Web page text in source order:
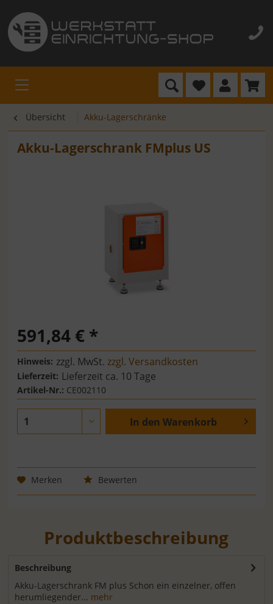
Übersicht Akku-Lagerschränke
Akku-Lagerschrank FMplus US
591,84 € *
Hinweis: zzgl. MwSt.zzgl. Versandkosten
Lieferzeit: Lieferzeit ca. 10 Tage
Artikel-Nr.: CE002110
In den Warenkorb
Merken Bewerten
Produktbeschreibung
Beschreibung
Akku-Lagerschrank FM plus Schon ein einzelner, offen
herumliegender... mehr